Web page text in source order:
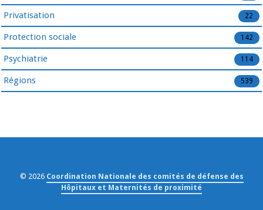
Privatisation 22
Protection sociale 142
Psychiatrie 114
Régions 539
© 2026 Coordination Nationale des comités de défense des
Hôpitaux et Maternités de proximité